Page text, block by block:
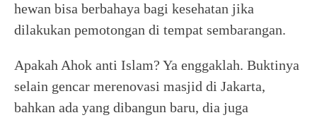
hewan bisa berbahaya bagi kesehatan jika
dilakukan pemotongan di tempat sembarangan.
Apakah Ahok anti Islam? Ya enggaklah. Buktinya
selain gencar merenovasi masjid di Jakarta,
bahkan ada yang dibangun baru, dia juga